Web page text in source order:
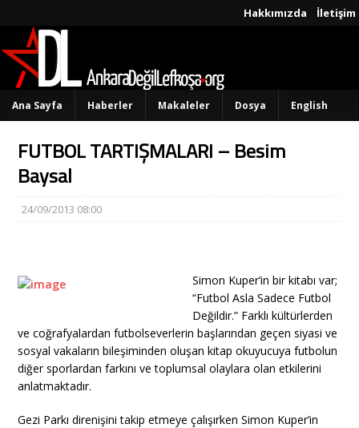
Hakkımızda İletişim
Ana Sayfa Haberler Makaleler Dosya English
FUTBOL TARTIŞMALARI – Besim
Baysal
24/09/2013 08:00
Simon Kuper’in bir kitabı var;
“Futbol Asla Sadece Futbol
Değildir.” Farklı kültürlerden
ve coğrafyalardan futbolseverlerin başlarından geçen siyasi ve
sosyal vakaların bileşiminden oluşan kitap okuyucuya futbolun
diğer sporlardan farkını ve toplumsal olaylara olan etkilerini
anlatmaktadır.
Gezi Parkı direnişini takip etmeye çalışırken Simon Kuper’in